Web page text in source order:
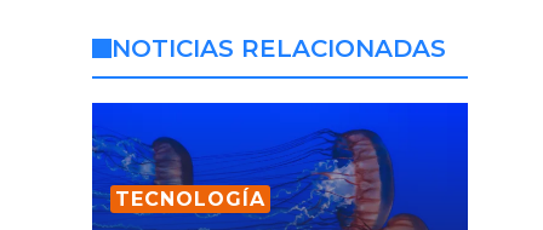
NOTICIAS RELACIONADAS
TECNOLOGÍA